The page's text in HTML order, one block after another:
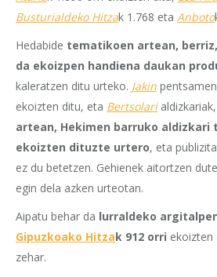
Busturialdeko Hitzak 1.768 eta Anboto
Hedabide tematikoen artean, berriz,
da ekoizpen handiena daukan
kaleratzen ditu urteko. Jakin
ekoizten ditu, eta Bertsolari
artean, Hekimen barruko aldizkari
ekoizten dituzte urtero, eta
ez du betetzen. Gehienek aitortzen
egin dela azken urteotan.
Aipatu behar da lurraldeko
Gipuzkoako Hitzak 912 orri ekoizten
zehar.